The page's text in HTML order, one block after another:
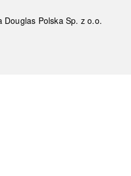
Douglas Polska Sp. z o.o.